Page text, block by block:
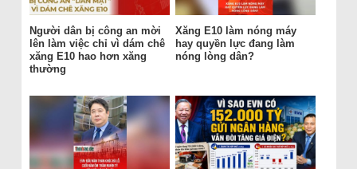
Người dân bị công an mời
lên làm việc chỉ vì dám chê
xăng E10 hao hơn xăng
thường
Xăng E10 làm nóng máy
hay quyền lực đang làm
nóng lòng dân?